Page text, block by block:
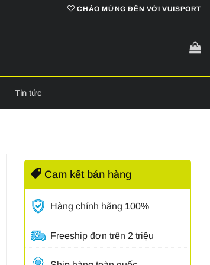
Cam kếtchính hãng 100%
CHÀO MỪNG ĐẾN VỚI VUISPORT
Tin tức
Cam kết bán hàng
Hàng chính hãng 100%
Freeship đơn trên 2 triệu